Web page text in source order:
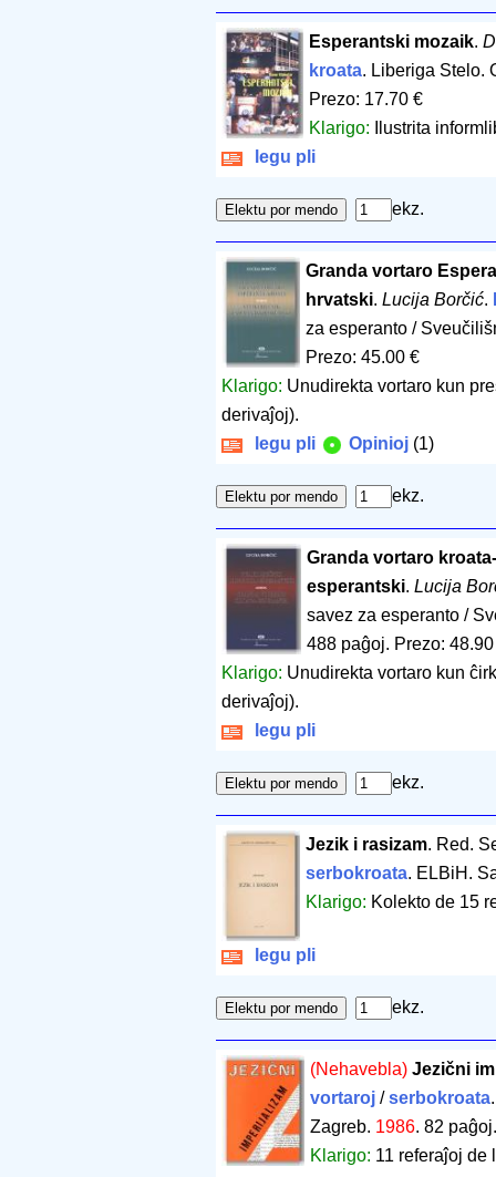
Esperantski mozaik.
kroata. Liberiga Stelo.
Prezo: 17.70 €
Klarigo:
Ilustrita
legu pli
ekz.
Granda vortaro
hrvatski. Lucija Borčić.
za esperanto /
Prezo: 45.00 €
Klarigo: Unudirekta vortaro kun
derivaĵoj).
legu pli
Opinioj (1)
ekz.
Granda vortaro
esperantski. Lucija
savez za esperanto /
488 paĝoj. Prezo:
Klarigo: Unudirekta vortaro kun
derivaĵoj).
legu pli
ekz.
Jezik i rasizam. Red.
serbokroata. ELBiH.
Klarigo: Kolekto de 15
legu pli
ekz.
(Nehavebla) Jezični
vortaroj/serbokroata
Zagreb. 1986. 82 paĝoj
Klarigo: 11 referaĵoj de